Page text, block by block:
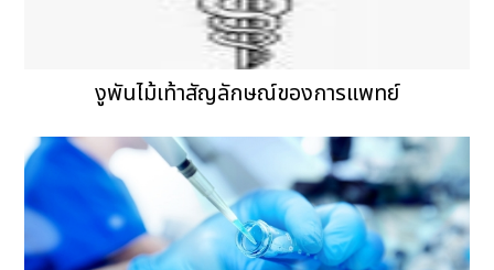
งูพันไม้เท้าสัญลักษณ์ของการแพทย์